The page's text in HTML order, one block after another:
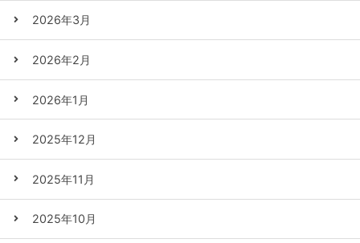
2026年3月
2026年2月
2026年1月
2025年12月
2025年11月
2025年10月